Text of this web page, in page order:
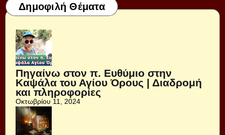
Δημοφιλή Θέματα
Πηγαίνω στον π. Ευθύμιο στην
Καψάλα του Αγίου Όρους | Διαδρομή
και πληροφορίες
Οκτωβρίου 11, 2024